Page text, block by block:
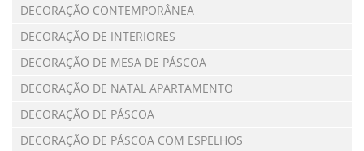
DECORAÇÃO CONTEMPORÂNEA
DECORAÇÃO DE INTERIORES
DECORAÇÃO DE MESA DE PÁSCOA
DECORAÇÃO DE NATAL APARTAMENTO
DECORAÇÃO DE PÁSCOA
DECORAÇÃO DE PÁSCOA COM ESPELHOS